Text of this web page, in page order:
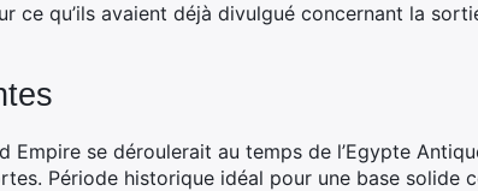
ce qu’ils avaient déjà divulgué concernant la
Empire se déroulerait au temps de l’Egypte
Période historique idéal pour une base solide